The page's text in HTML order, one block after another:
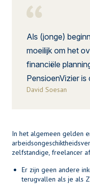
Als (jonge)
moeilijk om het
financiële
PensioenVizier is
David Soesan
In het algemeen gelden
zelfstandige, freelancer
Er zijn geen andere
terugvallen als je als